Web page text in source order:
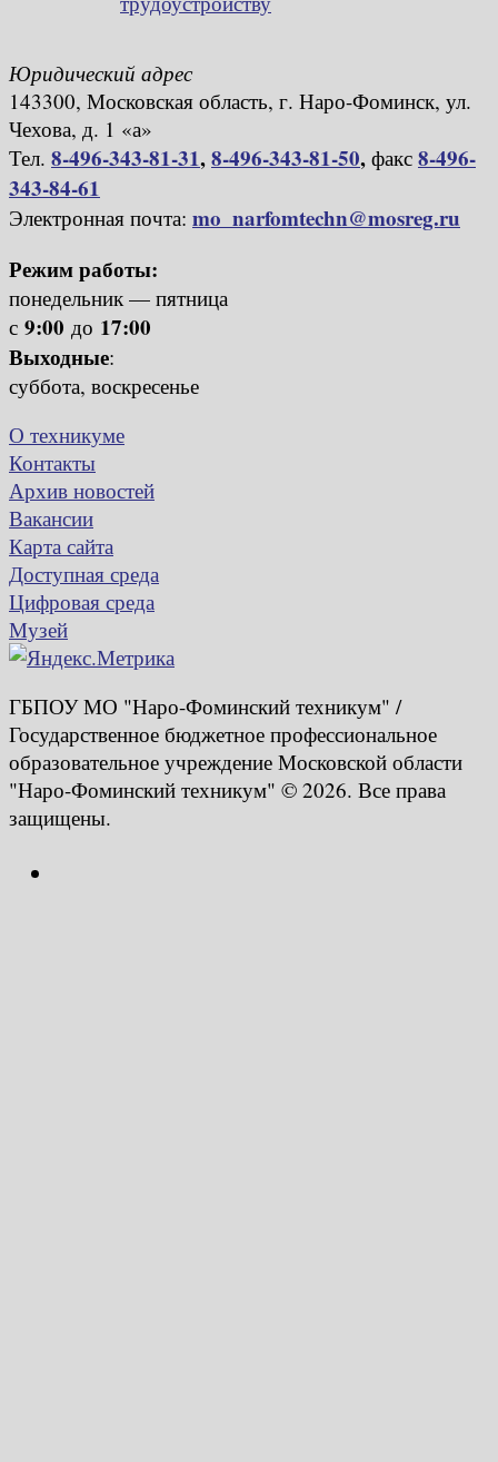
Юридический адрес
143300, Московская область, г. Наро-Фоминск, ул.
Чехова, д. 1 «а»
Тел. 8-496-343-81-31,8-496-343-81-50, факс 8-496-
343-84-61
Электронная почта: mo_narfomtechn@mosreg.ru
Режим работы:
понедельник — пятница
с 9:00 до 17:00
Выходные:
суббота, воскресенье
О техникуме
Контакты
Архив новостей
Вакансии
Карта сайта
Доступная среда
Цифровая среда
Музей
ГБПОУ МО "Наро-Фоминский техникум" /
Государственное бюджетное профессиональное
образовательное учреждение Московской области
"Наро-Фоминский техникум" © 2026. Все права
защищены.